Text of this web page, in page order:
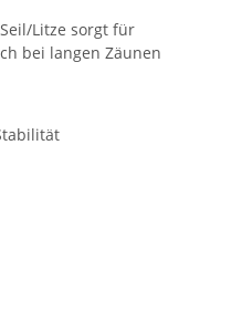
Litze sorgt für
bei langen Zäunen